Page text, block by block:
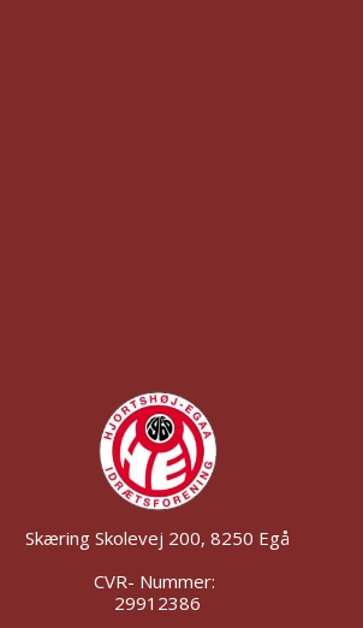
Skæring Skolevej 200, 8250 Egå
CVR- Nummer:
29912386